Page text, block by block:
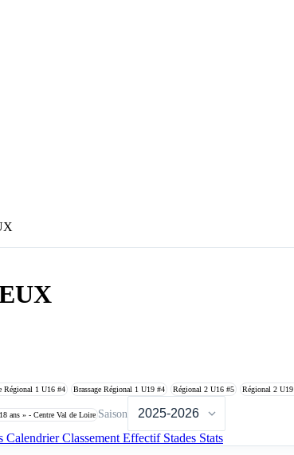
Régional 1 U16 #4 Brassage Régional 1 U19 #4 Régional 2 U16 #5 Régional 2 U19
ans » - Centre Val de Loire Saison
CalendrierClassement Effectif Stades Stats